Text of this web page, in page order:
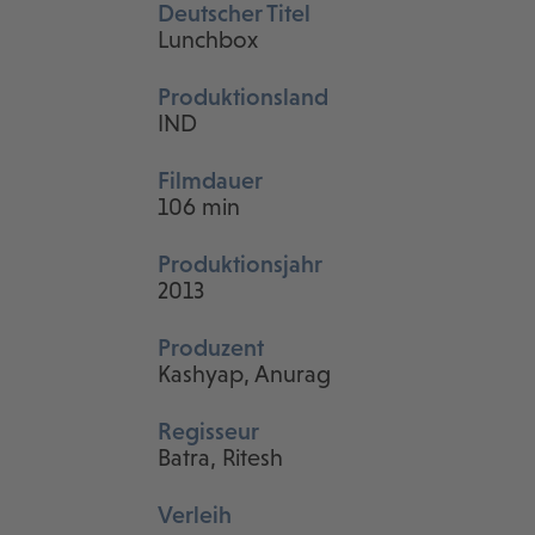
Deutscher Titel
Lunchbox
Produktionsland
IND
Filmdauer
106 min
Produktionsjahr
2013
Produzent
Kashyap, Anurag
Regisseur
Batra, Ritesh
Verleih